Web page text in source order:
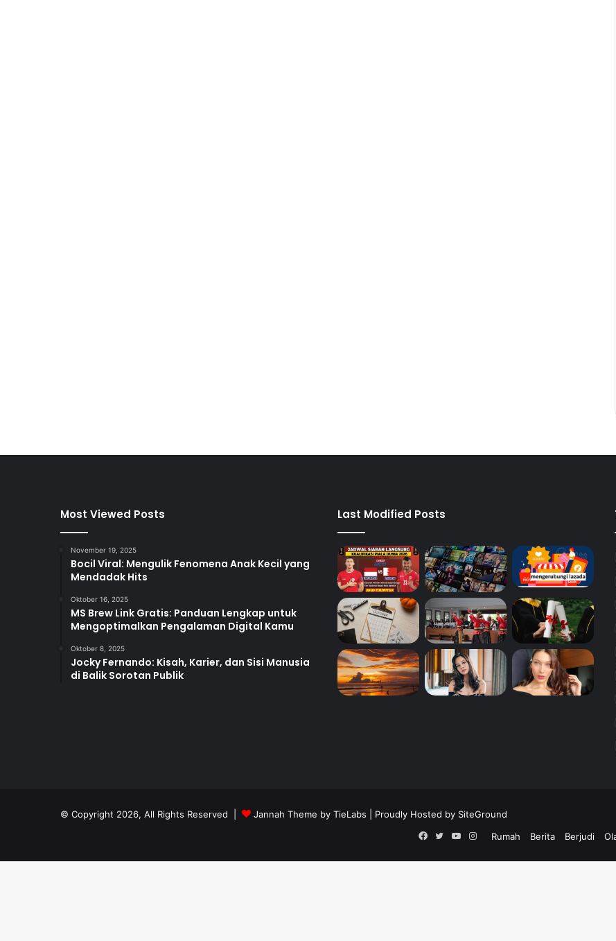
Most Viewed Posts
November 19, 2025
Bocil Viral: Mengulik Fenomena Anak Kecil yang
Mendadak Hits
Oktober 16, 2025
MS Brew Link Gratis: Panduan Lengkap untuk
Mengoptimalkan Pengalaman Digital Kamu
Oktober 8, 2025
Jocky Fernando: Kisah, Karier, dan Sisi Manusia
di Balik Sorotan Publik
Last Modified Posts
© Copyright 2026, All Rights Reserved | Jannah Theme by TieLabs | Proudly Hosted by SiteGround
Rumah
Berita Berjudi
Facebook
TwitterYouTube
Instagram